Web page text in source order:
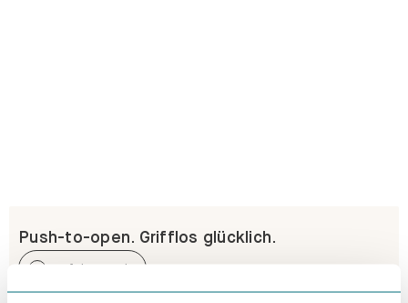
Push-to-open. Grifflos glücklich.
Erfahre mehr